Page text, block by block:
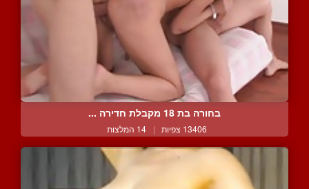
בחורה בת 18 מקבלת חדירה ...
13406 צפיות | 14 המלצות